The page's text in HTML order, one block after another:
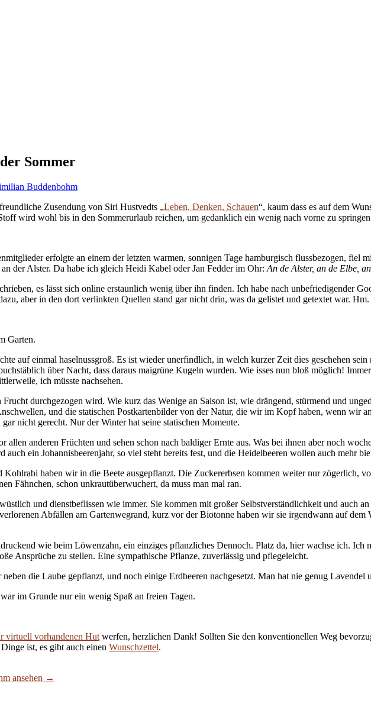
Sommer
Buddenbohm
Zusendung von Siri Hustvedts „Leben, Denken, Schauen“, kaum dass es auf dem
wird wohl bis in den Sommerurlaub reichen, um gedanklich ein wenig nach vorne zu
erfolgte an einem der letzten warmen, sonnigen Tage hamburgisch flussbezogen, fiel
der Alster. Da habe ich gleich Heidi Kabel oder Jan Fedder im Ohr: An de Alster, an de Elbe,
es lässt sich online erstaunlich wenig über ihn finden. Ich habe nach unbefriedigender
aber in den dort verlinkten Quellen stand gar nicht drin, was da gelistet und getextet war. Hm.
Garten.
auf einmal haselnussgroß. Es ist wieder unerfindlich, in welch kurzer Zeit dies geschehen
über Nacht, dass daraus maigrüne Kugeln wurden. Wie isses nun bloß möglich!
ich müsste nachsehen.
durchgezogen wird. Wie kurz das Wenige an Saison ist, wie drängend, stürmend und
und die statischen Postkartenbilder von der Natur, die wir im Kopf haben, wenn wir
nicht gerecht. Nur der Winter hat seine statischen Momente.
anderen Früchten und sehen schon nach baldiger Ernte aus. Was bei ihnen aber noch
auch ein Johannisbeerenjahr, so viel steht bereits fest, und die Heidelbeeren wollen auch mehr
haben wir in die Beete ausgepflanzt. Die Zuckererbsen kommen weiter nur zögerlich,
Fähnchen, schon unkrautüberwuchert, da muss man mal ran.
und dienstbeflissen wie immer. Sie kommen mit großer Selbstverständlichkeit und auch
Abfällen am Gartenwegrand, kurz vor der Biotonne haben wir sie irgendwann auf dem
wie beim Löwenzahn, ein einziges pflanzliches Dennoch. Platz da, hier wachse ich.
Ansprüche zu stellen. Eine sympathische Pflanze, zuverlässig und pflegeleicht.
die Laube gepflanzt, und noch einige Erdbeeren nachgesetzt. Man hat nie genug Lavendel
im Grunde nur ein wenig Spaß an freien Tagen.
virtuell vorhandenen Hut werfen, herzlichen Dank! Sollten Sie den konventionellen Weg
ist, es gibt auch einen Wunschzettel.
ansehen →